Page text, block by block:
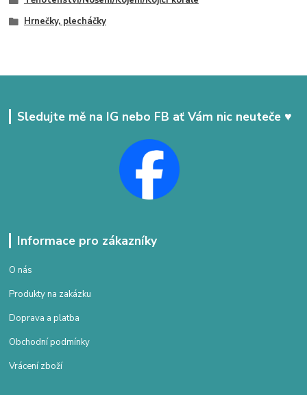
Hrnečky, plecháčky
Sledujte mě na IG nebo FB ať Vám nic neuteče ♥
Informace pro zákazníky
O nás
Produkty na zakázku
Doprava a platba
Obchodní podmínky
Vrácení zboží